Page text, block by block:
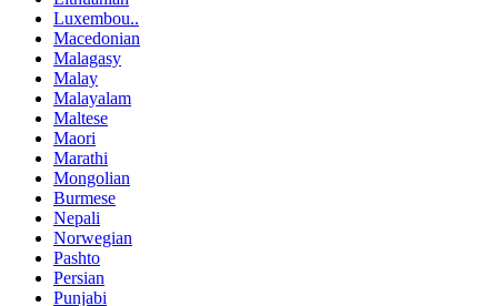
Luxembou..
Macedonian
Malagasy
Malay
Malayalam
Maltese
Maori
Marathi
Mongolian
Burmese
Nepali
Norwegian
Pashto
Persian
Punjabi